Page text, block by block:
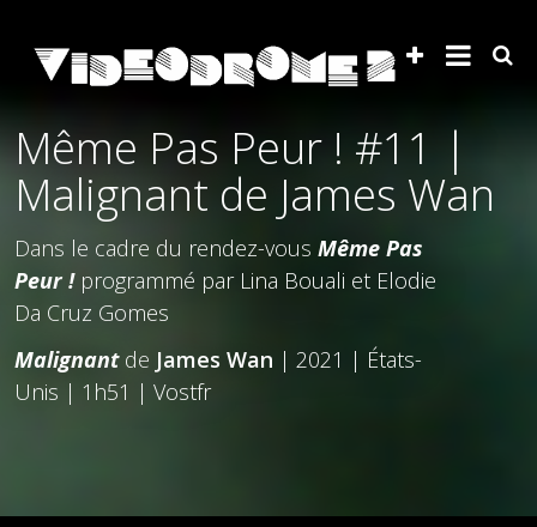
Même Pas Peur ! #11 |
Malignant de James Wan
Dans le cadre du rendez-vous Même Pas
Peur !programmé par Lina Bouali et Elodie
Da Cruz Gomes
Malignantde James Wan | 2021 | États-
Unis | 1h51 | Vostfr